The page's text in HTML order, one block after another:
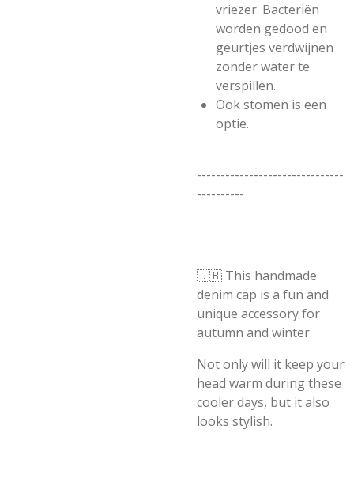
vriezer. Bacteriën
worden gedood en
geurtjes verdwijnen
zonder water te
verspillen.
Ook stomen is een
optie.
-------------------------------
----------
🇬🇧 This handmade
denim cap is a fun and
unique accessory for
autumn and winter.
Not only will it keep your
head warm during these
cooler days, but it also
looks stylish.